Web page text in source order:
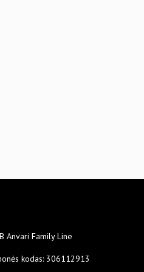
Anvari Family Line
kodas: 306112913